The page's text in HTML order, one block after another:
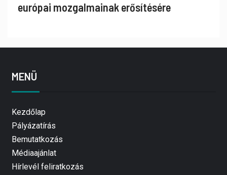
európai mozgalmainak erősítésére
MENÜ
Kezdőlap
Pályázatírás
Bemutatkozás
Médiaajánlat
Hírlevél feliratkozás